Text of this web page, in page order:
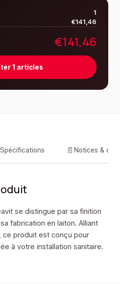
1
€141,46
€141,46
1 articles
Spécifications 📄 Notices &
se distingue par sa finition
fabrication en laiton. Alliant
produit est conçu pour
à votre installation sanitaire.